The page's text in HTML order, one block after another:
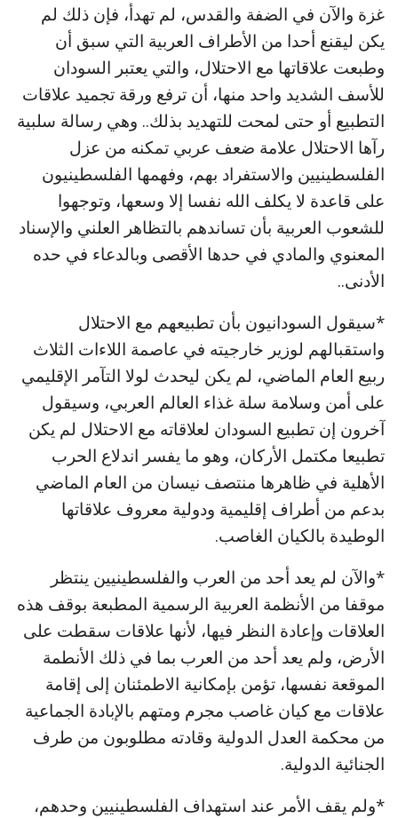
غزة والآن في الضفة والقدس، لم تهدأ، فإن ذلك لم
يكن ليقنع أحدا من الأطراف العربية التي سبق أن
وطبعت علاقاتها مع الاحتلال، والتي يعتبر السودان
للأسف الشديد واحد منها، أن ترفع ورقة تجميد علاقات
التطبيع أو حتى لمحت للتهديد بذلك.. وهي رسالة سلبية
رآها الاحتلال علامة ضعف عربي تمكنه من عزل
الفلسطينيين والاستفراد بهم، وفهمها الفلسطينيون
على قاعدة لا يكلف الله نفسا إلا وسعها، وتوجهوا
للشعوب العربية بأن تساندهم بالتظاهر العلني والإسناد
المعنوي والمادي في حدها الأقصى وبالدعاء في حده
الأدنى..
*سيقول السودانيون بأن تطبيعهم مع الاحتلال
واستقبالهم لوزير خارجيته في عاصمة اللاءات الثلاث
ربيع العام الماضي، لم يكن ليحدث لولا التآمر الإقليمي
على أمن وسلامة سلة غذاء العالم العربي، وسيقول
آخرون إن تطبيع السودان لعلاقاته مع الاحتلال لم يكن
تطبيعا مكتمل الأركان، وهو ما يفسر اندلاع الحرب
الأهلية في ظاهرها منتصف نيسان من العام الماضي
بدعم من أطراف إقليمية ودولية معروف علاقاتها
الوطيدة بالكيان الغاصب.
*والآن لم يعد أحد من العرب والفلسطينيين ينتظر
موقفا من الأنظمة العربية الرسمية المطبعة بوقف هذه
العلاقات وإعادة النظر فيها، لأنها علاقات سقطت على
الأرض، ولم يعد أحد من العرب بما في ذلك الأنطمة
الموقعة نفسها، تؤمن بإمكانية الاطمئنان إلى إقامة
علاقات مع كيان غاصب مجرم ومتهم بالإبادة الجماعية
من محكمة العدل الدولية وقادته مطلوبون من طرف
الجنائية الدولية.
*ولم يقف الأمر عند استهداف الفلسطينيين وحدهم،